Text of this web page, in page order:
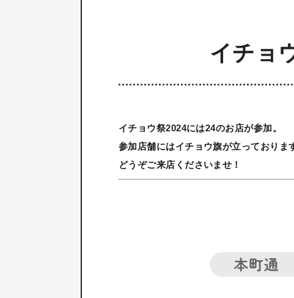
イチョ
イチョウ祭2024には24のお店が参加。
参加店舗にはイチョウ旗が立っておりま
どうぞご来店くださいませ！